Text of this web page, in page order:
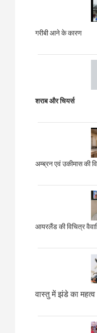
गरीबी आने के कारण
शराब और चियर्स
अम्ब्रन एवं उकीमास की
आयरलैंड की विचित्र
वास्तु में झंडे का महत्व